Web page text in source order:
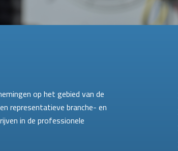
op het gebied van de
representatieve branche- en
in de professionele